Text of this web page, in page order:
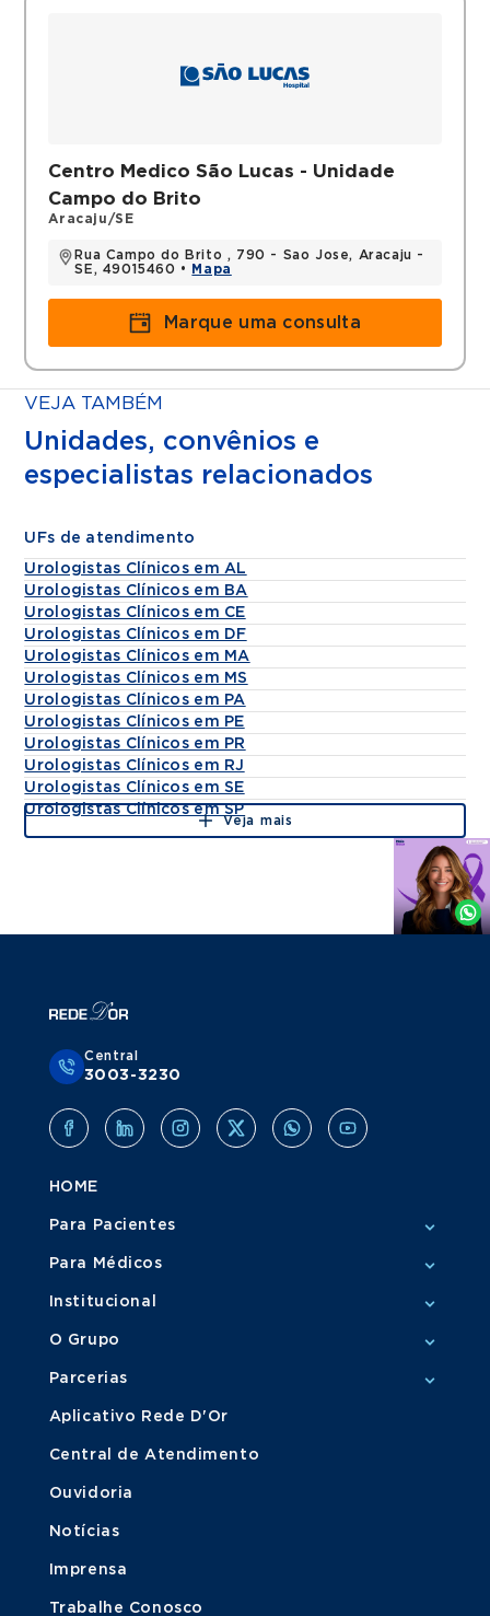
Centro Medico São Lucas - Unidade
Campo do Brito
Aracaju/SE
Rua Campo do Brito , 790 - Sao Jose, Aracaju -
SE, 49015460 •
Mapa
Marque uma consulta
VEJA TAMBÉM
Unidades, convênios e
especialistas relacionados
UFs de atendimento
Urologistas Clínicos em AL
Urologistas Clínicos em BA
Urologistas Clínicos em CE
Urologistas Clínicos em DF
Urologistas Clínicos em MA
Urologistas Clínicos em MS
Urologistas Clínicos em PA
Urologistas Clínicos em PE
Urologistas Clínicos em PR
Urologistas Clínicos em RJ
Urologistas Clínicos em SE
Urologistas Clínicos em SP
Veja mais
Agende
Whatsapp
Central
3003-3230
HOME
Para Pacientes
Para Médicos
Institucional
O Grupo
Parcerias
Aplicativo Rede D'Or
Central de Atendimento
Ouvidoria
Notícias
Imprensa
Trabalhe Conosco